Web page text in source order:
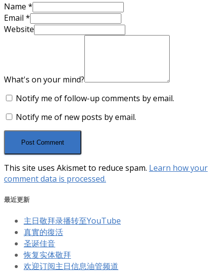
Name *
Email *
Website
What's on your mind?
Notify me of follow-up comments by email.
Notify me of new posts by email.
This site uses Akismet to reduce spam. Learn how your
comment data is processed.
最近更新
主日敬拜录播转至YouTube
真實的復活
圣诞佳音
恢复实体敬拜
欢迎订阅主日信息油管频道